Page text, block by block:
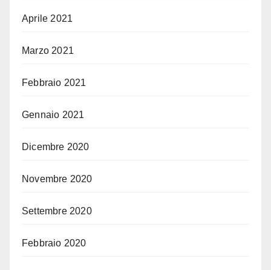
Aprile 2021
Marzo 2021
Febbraio 2021
Gennaio 2021
Dicembre 2020
Novembre 2020
Settembre 2020
Febbraio 2020